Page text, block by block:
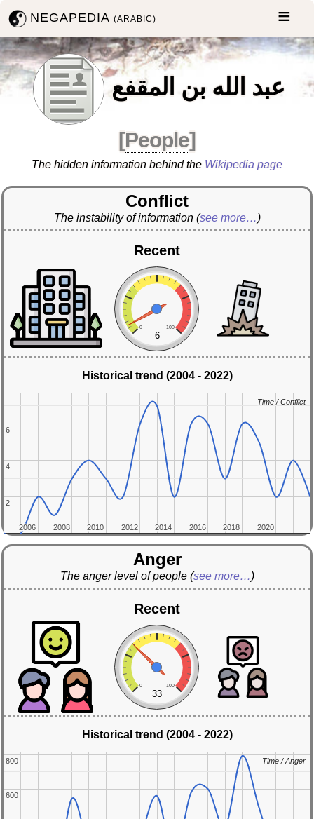
NEGAPEDIA(ARABIC)
عبد الله بن المقفع
[People]
The hidden information behind the Wikipedia page
Conflict
The instability of information (see more…)
Recent
0 100
6
Historical trend (2004 - 2022)
2006
2006 2008
2008 2010
2010 2012
2012 2014
2014 2016
2016 2018
2018 2020
2020
2
2
4
4
6
6
Time / Conflict
Time / Conflict
Anger
The anger level of people (see more…)
Recent
0 100
33
Historical trend (2004 - 2022)
600
600
800
800 Time / Anger
Time / Anger